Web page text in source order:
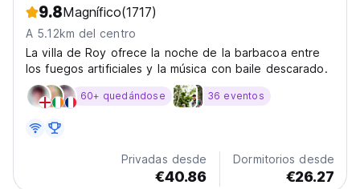
9.8Magnífico(1717)
A 5.12km del centro
La villa de Roy ofrece la noche de la barbacoa entre
los fuegos artificiales y la música con baile descarado.
60+ quedándose 36 eventos
Privadas desde
€40.86
Dormitorios desde
€26.27